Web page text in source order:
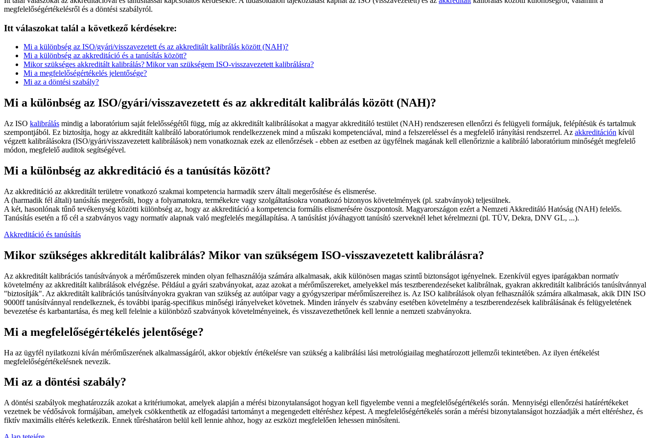
megfelelőségértékelésről és a döntési szabályról.
Itt válaszokat talál a következő kérdésekre:
Mi a különbség az ISO/gyári/visszavezetett és az akkreditált kalibrálás között (NAH)?
Mi a különbség az akkreditáció és a tanúsítás között?
Mikor szükséges akkreditált kalibrálás? Mikor van szükségem ISO-visszavezetett kalibrálásra?
Mi a megfelelőségértékelés jelentősége?
Mi az a döntési szabály?
Mi a különbség az ISO/gyári/visszavezetett és az akkreditált kalibrálás között (NAH)?
Az ISO kalibrálás mindig a laboratórium saját felelősségétől függ, míg az akkreditált kalibrálásokat a magyar akkreditáló testület (NAH) rendszeresen ellenőrzi és felügyeli formájuk, felépítésük és tartalmuk
szempontjából. Ez biztosítja, hogy az akkreditált kalibráló laboratóriumok rendelkezzenek mind a műszaki kompetenciával, mind a felszereléssel és a megfelelő irányítási rendszerrel. Az akkreditáción kívül
végzett kalibrálásokra (ISO/gyári/visszavezetett kalibrálások) nem vonatkoznak ezek az ellenőrzések - ebben az esetben az ügyfélnek magának kell ellenőriznie a kalibráló laboratórium minőségét megfelelő
módon, megfelelő auditok segítségével.
Mi a különbség az akkreditáció és a tanúsítás között?
Az akkreditáció az akkreditált területre vonatkozó szakmai kompetencia harmadik szerv általi megerősítése és elismerése.
A (harmadik fél általi) tanúsítás megerősíti, hogy a folyamatokra, termékekre vagy szolgáltatásokra vonatkozó bizonyos követelmények (pl. szabványok) teljesülnek.
A két, hasonlónak tűnő tevékenység közötti különbség az, hogy az akkreditáció a kompetencia formális elismerésére összpontosít. Magyarországon ezért a Nemzeti Akkreditáló Hatóság (NAH) felelős.
Tanúsítás esetén a fő cél a szabványos vagy normatív alapnak való megfelelés megállapítása. A tanúsítást jóváhagyott tanúsító szerveknél lehet kérelmezni (pl. TÜV, Dekra, DNV GL, ...).
Akkreditáció és tanúsítás
Mikor szükséges akkreditált kalibrálás? Mikor van szükségem ISO-visszavezetett kalibrálásra?
Az akkreditált kalibrációs tanúsítványok a mérőműszerek minden olyan felhasználója számára alkalmasak, akik különösen magas szintű biztonságot igényelnek. Ezenkívül egyes iparágakban normatív
követelmény az akkreditált kalibrálások elvégzése. Például a gyári szabványokat, azaz azokat a mérőműszereket, amelyekkel más tesztberendezéseket kalibrálnak, gyakran akkreditált kalibrációs tanúsítvánnyal
"biztosítják". Az akkreditált kalibrációs tanúsítványokra gyakran van szükség az autóipar vagy a gyógyszeripar mérőműszereihez is. Az ISO kalibrálások olyan felhasználók számára alkalmasak, akik DIN ISO
9000ff tanúsítvánnyal rendelkeznek, és további iparág-specifikus minőségi irányelveket követnek. Minden irányelv és szabvány esetében követelmény a tesztberendezések kalibrálásának és felügyeletének
bevezetése és karbantartása, és meg kell felelnie a különböző szabványok követelményeinek, és visszavezethetőnek kell lennie a nemzeti szabványokra.
Mi a megfelelőségértékelés jelentősége?
Ha az ügyfél nyilatkozni kíván mérőműszerének alkalmasságáról, akkor objektív értékelésre van szükség a kalibrálási lási metrológiailag meghatározott jellemzői tekintetében. Az ilyen értékelést
megfelelőségértékelésnek nevezik.
Mi az a döntési szabály?
A döntési szabályok meghatározzák azokat a kritériumokat, amelyek alapján a mérési bizonytalanságot hogyan kell figyelembe venni a megfelelőségértékelés során. Mennyiségi ellenőrzési határértékeket
vezetnek be védősávok formájában, amelyek csökkenthetik az elfogadási tartományt a megengedett eltéréshez képest. A megfelelőségértékelés során a mérési bizonytalanságot hozzáadják a mért eltéréshez, és
fiktív maximális eltérés keletkezik. Ennek tűréshatáron belül kell lennie ahhoz, hogy az eszközt megfelelően lehessen minősíteni.